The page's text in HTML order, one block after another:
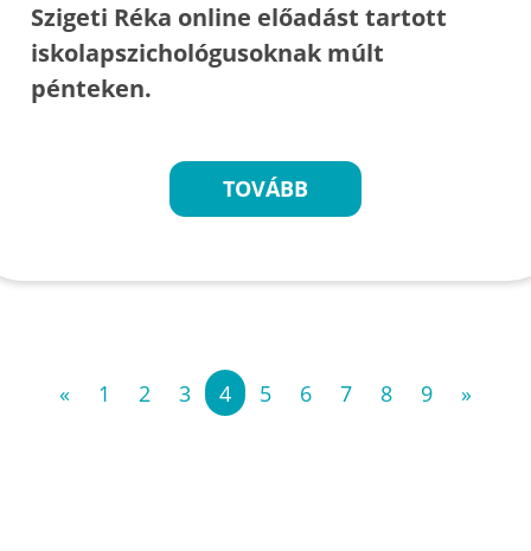
Szigeti Réka online előadást tartott
iskolapszichológusoknak múlt
pénteken.
TOVÁBB
« 1 2 3 4 5 6 7 8 9 »